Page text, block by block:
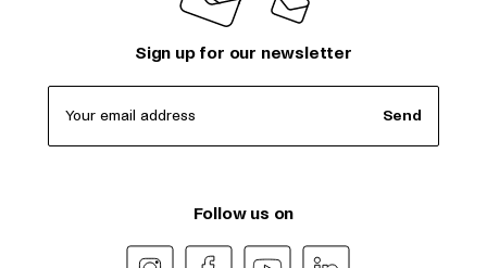
Sign up for our newsletter
Your email address Send
Follow us on